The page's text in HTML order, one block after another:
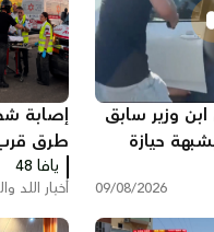
ابن وزير سابق
حيازة
قرب
09/08/2026
إصابة
طرق قرب
يافا 48
أخبار اللد